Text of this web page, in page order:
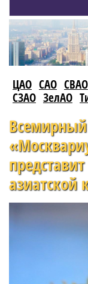
ЦАО САО СВАО
СЗАО ЗелАО
азиатской